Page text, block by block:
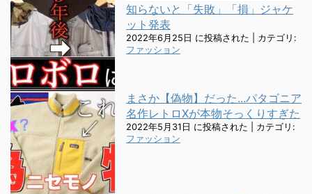
知らないと「失敗」「損」ジャケ
ット発表
2022年6月25日 に投稿された
カテゴリ:
ファッション
まさか【偽物】だった...パタゴニア
名作レトロXが本物そっくりすぎた
2022年5月31日 に投稿された
カテゴリ:
ファッション